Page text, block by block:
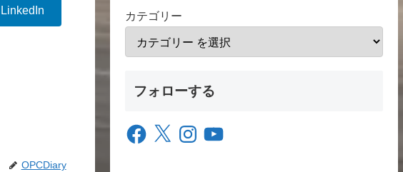
LinkedIn
OPCDiary
カテゴリー
フォローする
Facebook
X InstagramYouTube